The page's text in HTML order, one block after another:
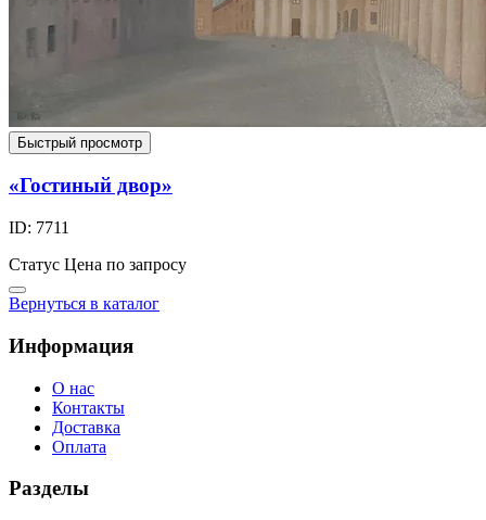
Быстрый просмотр
«Гостиный двор»
ID: 7711
Статус Цена по запросу
Вернуться в каталог
Информация
О нас
Контакты
Доставка
Оплата
Разделы